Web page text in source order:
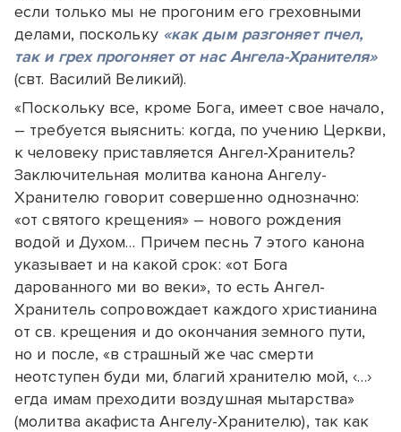
если только мы не прогоним его греховными
делами, поскольку «как дым разгоняет пчел,
так и грех прогоняет от нас Ангела-Хранителя»
(свт. Василий Великий).
«Поскольку все, кроме Бога, имеет свое начало,
– требуется выяснить: когда, по учению Церкви,
к человеку приставляется Ангел-Хранитель?
Заключительная молитва канона Ангелу-
Хранителю говорит совершенно однозначно:
«от святого крещения» – нового рождения
водой и Духом… Причем песнь 7 этого канона
указывает и на какой срок: «от Бога
дарованного ми во веки», то есть Ангел-
Хранитель сопровождает каждого христианина
от св. крещения и до окончания земного пути,
но и после, «в страшный же час смерти
неотступен буди ми, благий хранителю мой, ‹…›
егда имам преходити воздушная мытарства»
(молитва акафиста Ангелу-Хранителю), так как